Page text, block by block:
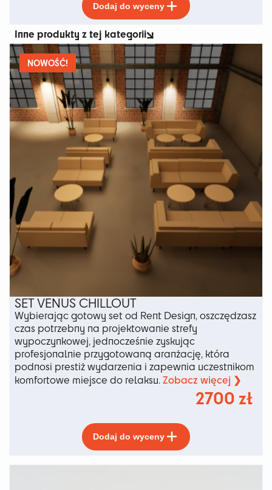
Dodaj do wyceny
produkt
ma
wiele
wariantów.
Opcje
można
wybrać
na
stronie
produktu
Inne produkty z tej kategorii
NOWOŚĆ!
SET VENUS CHILLOUT
Wybierając gotowy set od Rent Design, oszczędzasz
czas potrzebny na projektowanie strefy
wypoczynkowej, jednocześnie zyskując
profesjonalnie przygotowaną aranżację, która
podnosi prestiż wydarzenia i zapewnia uczestnikom
komfortowe miejsce do relaksu. Zobacz więcej ❯
2700 zł
Dodaj do wyceny
produkt
ma
wiele